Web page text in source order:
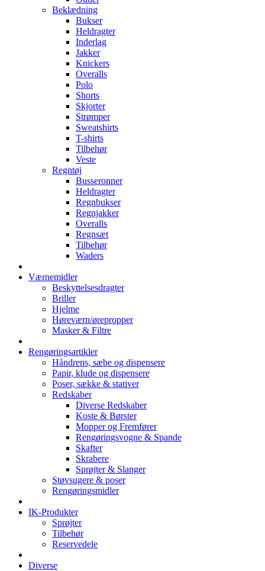
Beklædning
Bukser
Heldragter
Inderlag
Jakker
Knickers
Overalls
Polo
Shorts
Skjorter
Strømper
Sweatshirts
T-shirts
Tilbehør
Veste
Regntøj
Busseronner
Heldragter
Regnbukser
Regnjakker
Overalls
Regnsæt
Tilbehør
Waders
Værnemidler
Beskyttelsesdragter
Briller
Hjelme
Høreværn/ørepropper
Masker & Filtre
Rengøringsartikler
Håndrens, sæbe og dispensere
Papir, klude og dispensere
Poser, sække & stativer
Redskaber
Diverse Redskaber
Koste & Børster
Mopper og Fremfører
Rengøringsvogne & Spande
Skafter
Skrabere
Sprøjter & Slanger
Støvsugere & poser
Rengøringsmidler
IK-Produkter
Sprøjter
Tilbehør
Reservedele
Diverse